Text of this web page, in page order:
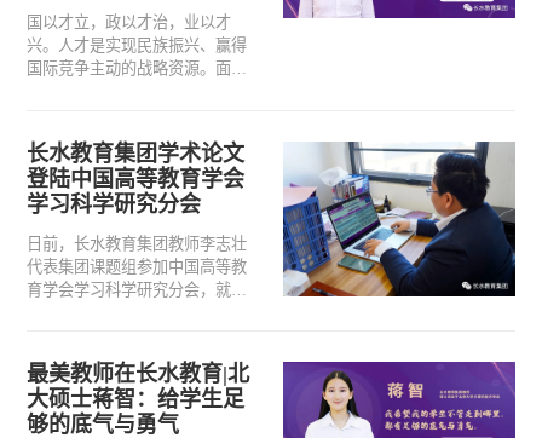
探索” 三个议题，进行分组讨论发
言。
国以才立，政以才治，业以才
兴。人才是实现民族振兴、赢得
国际竞争主动的战略资源。面对
水教育集团始终把人才建设摆在
首要地位，加大力度推动人才引
进工程，锻造科教兴国的一流人
才方阵，助力中西部地区教育优
长水教育集团学术论文
登陆中国高等教育学会
学习科学研究分会
日前，长水教育集团教师李志壮
代表集团课题组参加中国高等教
育学会学习科学研究分会，就主
度解析了此项课题对减轻学生的
课业负担的重要作用。
最美教师在长水教育|北
大硕士蒋智：给学生足
够的底气与勇气